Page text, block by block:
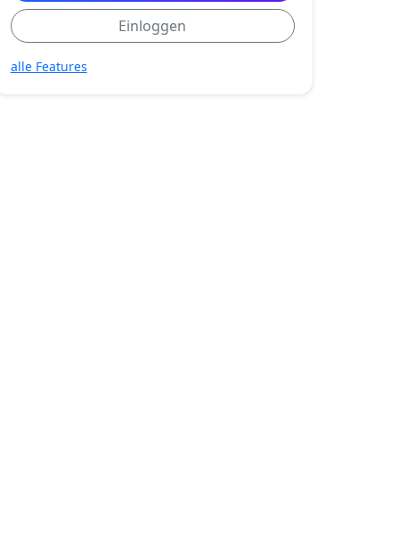
Einloggen
alle Features